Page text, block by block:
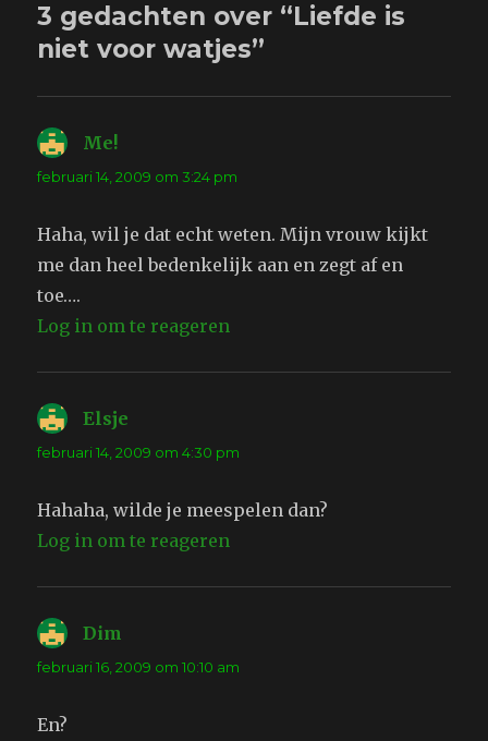
3 gedachten over “Liefde is
niet voor watjes”
Me!
februari 14, 2009 om 3:24 pm
Haha, wil je dat echt weten. Mijn vrouw kijkt
me dan heel bedenkelijk aan en zegt af en
toe….
Log in om te reageren
Elsje
februari 14, 2009 om 4:30 pm
Hahaha, wilde je meespelen dan?
Log in om te reageren
Dim
februari 16, 2009 om 10:10 am
En?